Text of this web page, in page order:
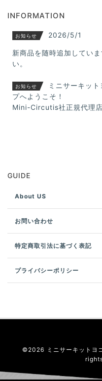
INFORMATION
お知らせ 2026/5/1
新商品を随時追加してい
い。
お知らせ
ミニサーキッ
プへようこそ！
Mini-Circutis社正規代理店
GUIDE
About US
お問い合わせ
特定商取引法に基づく表記
プライバシーポリシー
© 2026 ミニサーキットヨ